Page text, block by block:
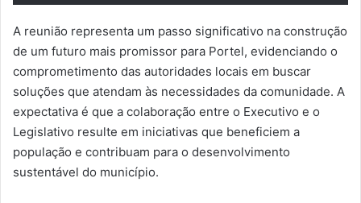
A reunião representa um passo significativo na construção
de um futuro mais promissor para Portel, evidenciando o
comprometimento das autoridades locais em buscar
soluções que atendam às necessidades da comunidade. A
expectativa é que a colaboração entre o Executivo e o
Legislativo resulte em iniciativas que beneficiem a
população e contribuam para o desenvolvimento
sustentável do município.